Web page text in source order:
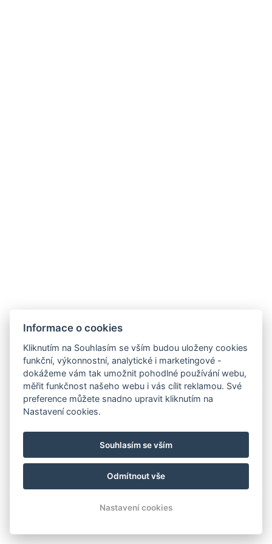
info@pansky-dum.cz
+420 602 254 664
Mapa
Informace o cookies
Kliknutím na Souhlasím se vším budou uloženy cookies
funkční, výkonnostní, analytické i marketingové -
dokážeme vám tak umožnit pohodlné používání webu,
měřit funkčnost našeho webu i vás cílit reklamou. Své
preference můžete snadno upravit kliknutím na
Nastavení cookies.
Souhlasím se vším
Odmítnout vše
Nastavení cookies